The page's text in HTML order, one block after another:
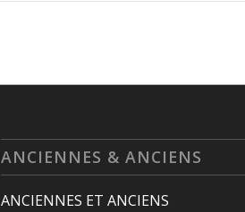
ANCIENNES & ANCIENS
ANCIENNES ET ANCIENS